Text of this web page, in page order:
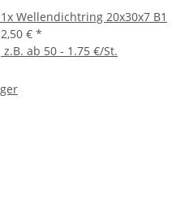
1x Wellendichtring 20x30x7 B1
2,50 € *
z.B. ab 50 - 1.75 €/St.